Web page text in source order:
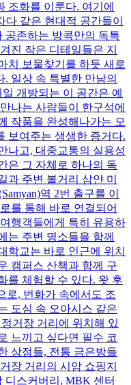
조화를 이룬다. 여기에
같은 현대적 공간들이
공존하는 방콕만의 독특
진 작은 디테일들은 지
치 보물찾기를 하듯 새로
일상 속 특별한 만남의
개방되는 이 공간은 예
나는 사람들이 한구석에
작품을 완성해나가는 모
보여주는 생생한 증거다.
나고, 대중교통의 실용성
은 그 자체로 하나의 독
과 주변 볼거리 삼얀 미
역 2번 출구를 이
를 통해 바로 연결되어
행객들에게 특히 유용하
는 주변 명소들을 함께
학교는 바로 인근에 위치
캠퍼스 산책과 함께 구
를 체험할 수 있다. 왓 후
로, 번화가 속에서도 조
도심 속 오아시스 같은
거장 거리에 위치해 있
느끼고 싶다면 필수 코
상점들, 전통 금은방들
장 거리의 시암 쇼핑지
디스커버리, MBK 센터